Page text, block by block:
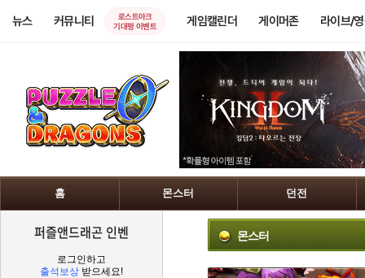
뉴스 커뮤니티
로스트아크
기대평 이벤트
게임캘린더 게이머존 라이브/
홈 몬스터 던전
퍼즐앤드래곤 인벤
로그인하고
출석보상 받으세요!
몬스터